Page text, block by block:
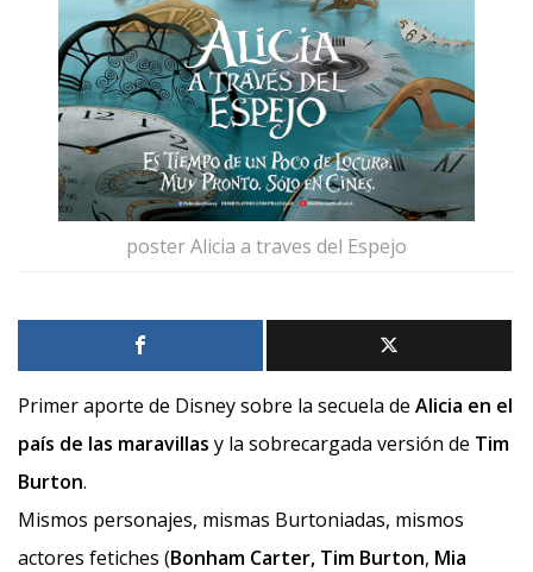
poster Alicia a traves del Espejo
Primer aporte de Disney sobre la secuela de Alicia en el
país de las maravillas y la sobrecargada versión de Tim
Burton.
Mismos personajes, mismas Burtoniadas, mismos
actores fetiches (Bonham Carter, Tim Burton, Mia